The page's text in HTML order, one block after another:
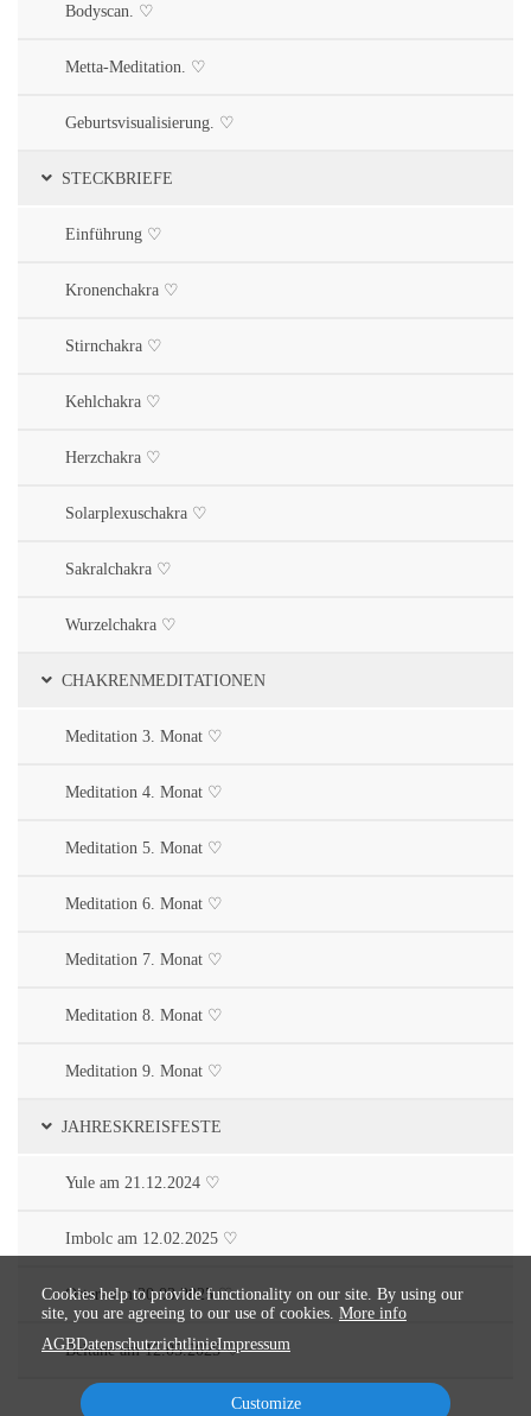
Bodyscan. ♡
Metta-Meditation. ♡
Geburtsvisualisierung. ♡
STECKBRIEFE
Einführung ♡
Kronenchakra ♡
Stirnchakra ♡
Kehlchakra ♡
Herzchakra ♡
Solarplexuschakra ♡
Sakralchakra ♡
Wurzelchakra ♡
CHAKRENMEDITATIONEN
Meditation 3. Monat ♡
Meditation 4. Monat ♡
Meditation 5. Monat ♡
Meditation 6. Monat ♡
Meditation 7. Monat ♡
Meditation 8. Monat ♡
Meditation 9. Monat ♡
JAHRESKREISFESTE
Yule am 21.12.2024 ♡
Imbolc am 12.02.2025 ♡
Ostara am 20.03.2025 ♡
Beltane am 12.05.2025 ♡
Cookies help to provide functionality on our site. By using our
site, you are agreeing to our use of cookies. More info
AGBDatenschutzrichtlinieImpressum
Customize